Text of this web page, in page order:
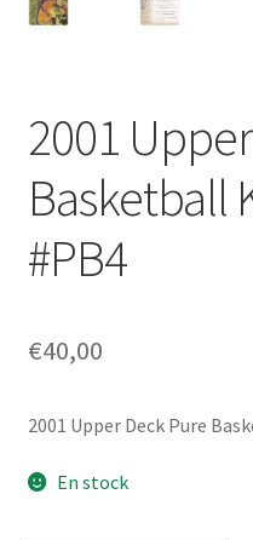
2001
Basketball
#PB4
€40,00
2001 Upper Deck Pure
En stock